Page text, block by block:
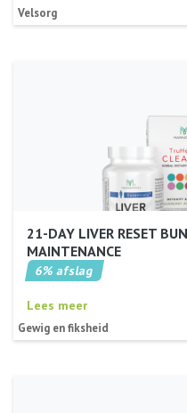
Velsorg
21-DAY LIVER RESET
MAINTENANCE
6% afslag
Lees meer
Gewig en fiksheid